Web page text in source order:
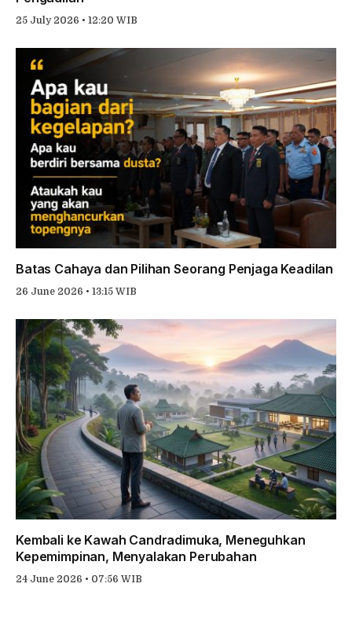
25 July 2026 • 12:20 WIB
Batas Cahaya dan Pilihan Seorang Penjaga Keadilan
26 June 2026 • 13:15 WIB
Kembali ke Kawah Candradimuka, Meneguhkan
Kepemimpinan, Menyalakan Perubahan
24 June 2026 • 07:56 WIB